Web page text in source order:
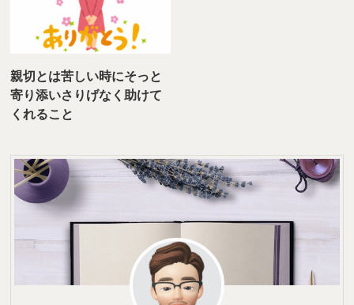
親切とは苦しい時にそっと
寄り添いさりげなく助けて
くれること